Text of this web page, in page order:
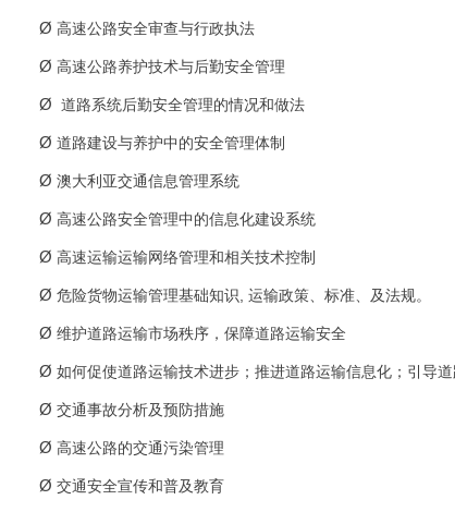
Ø 高速公路安全审查与行政执法
Ø 高速公路养护技术与后勤安全管理
Ø 道路系统后勤安全管理的情况和做法
Ø 道路建设与养护中的安全管理体制
Ø 澳大利亚交通信息管理系统
Ø 高速公路安全管理中的信息化建设系统
Ø 高速运输运输网络管理和相关技术控制
Ø 危险货物运输管理基础知识, 运输政策、标准、及法规。
Ø 维护道路运输市场秩序，保障道路运输安全
Ø 如何促使道路运输技术进步；推进道路运输信息化；引导
Ø 交通事故分析及预防措施
Ø 高速公路的交通污染管理
Ø 交通安全宣传和普及教育